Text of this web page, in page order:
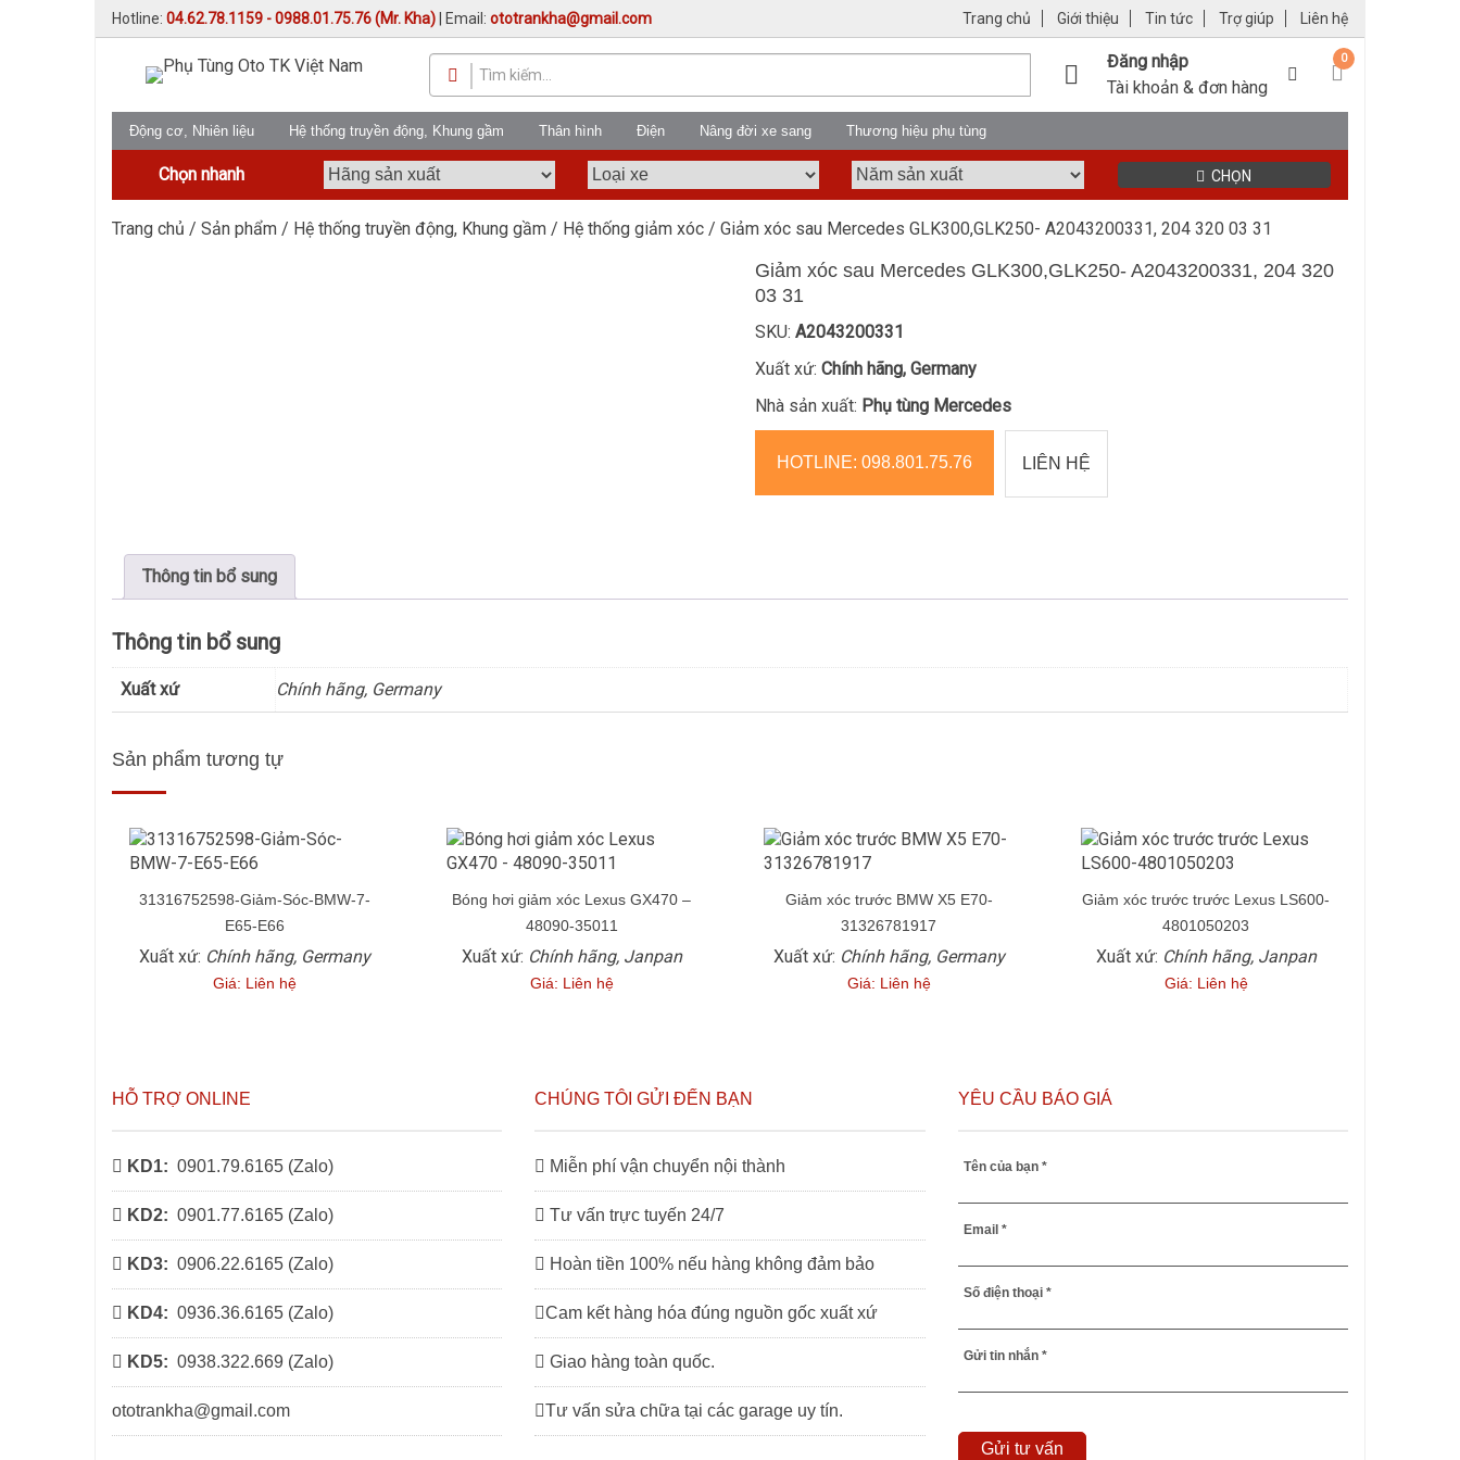
Hotline: 04.62.78.1159 - 0988.01.75.76 (Mr. Kha) | Email: ototrankha@gmail.com Trang chủ Giới thiệu Tin tức Trợ giúp Liên hệ
Đăng nhập
Tài khoản & đơn hàng
0
Động cơ, Nhiên liệu Hệ thống truyền động, Khung gầm Thân hình Điện Nâng đời xe sang Thương hiệu phụ tùng
Chọn nhanh CHỌN
Trang chủ / Sản phẩm / Hệ thống truyền động, Khung gầm / Hệ thống giảm xóc / Giảm xóc sau Mercedes GLK300,GLK250- A2043200331, 204 320 03 31
Giảm xóc sau Mercedes GLK300,GLK250- A2043200331, 204 320
03 31
SKU: A2043200331
Xuất xứ: Chính hãng, Germany
Nhà sản xuất: Phụ tùng Mercedes
HOTLINE: 098.801.75.76 LIÊN HỆ
Thông tin bổ sung
Thông tin bổ sung
Xuất xứ Chính hãng, Germany
Sản phẩm tương tự
31316752598-Giảm-Sóc-BMW-7-
E65-E66
Xuất xứ: Chính hãng, Germany
Giá: Liên hệ
Bóng hơi giảm xóc Lexus GX470 –
48090-35011
Xuất xứ: Chính hãng, Janpan
Giá: Liên hệ
Giảm xóc trước BMW X5 E70-
31326781917
Xuất xứ: Chính hãng, Germany
Giá: Liên hệ
Giảm xóc trước trước Lexus LS600-
4801050203
Xuất xứ: Chính hãng, Janpan
Giá: Liên hệ
HỖ TRỢ ONLINE
KD1: 0901.79.6165 (Zalo)
KD2: 0901.77.6165 (Zalo)
KD3: 0906.22.6165 (Zalo)
KD4: 0936.36.6165 (Zalo)
KD5: 0938.322.669 (Zalo)
ototrankha@gmail.com
CHÚNG TÔI GỬI ĐẾN BẠN
Miễn phí vận chuyển nội thành
Tư vấn trực tuyến 24/7
Hoàn tiền 100% nếu hàng không đảm bảo
Cam kết hàng hóa đúng nguồn gốc xuất xứ
Giao hàng toàn quốc.
Tư vấn sửa chữa tại các garage uy tín.
YÊU CẦU BÁO GIÁ
Tên của bạn *
Email *
Số điện thoại *
Gửi tin nhắn *